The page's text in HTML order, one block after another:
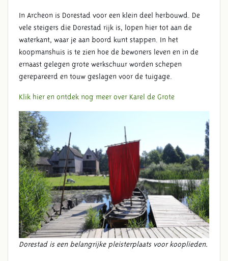
In Archeon is Dorestad voor een klein deel herbouwd. De
vele steigers die Dorestad rijk is, lopen hier tot aan de
waterkant, waar je aan boord kunt stappen. In het
koopmanshuis is te zien hoe de bewoners leven en in de
ernaast gelegen grote werkschuur worden schepen
gerepareerd en touw geslagen voor de tuigage.
Klik hier en ontdek nog meer over Karel de Grote
Dorestad is een belangrijke pleisterplaats voor kooplieden.